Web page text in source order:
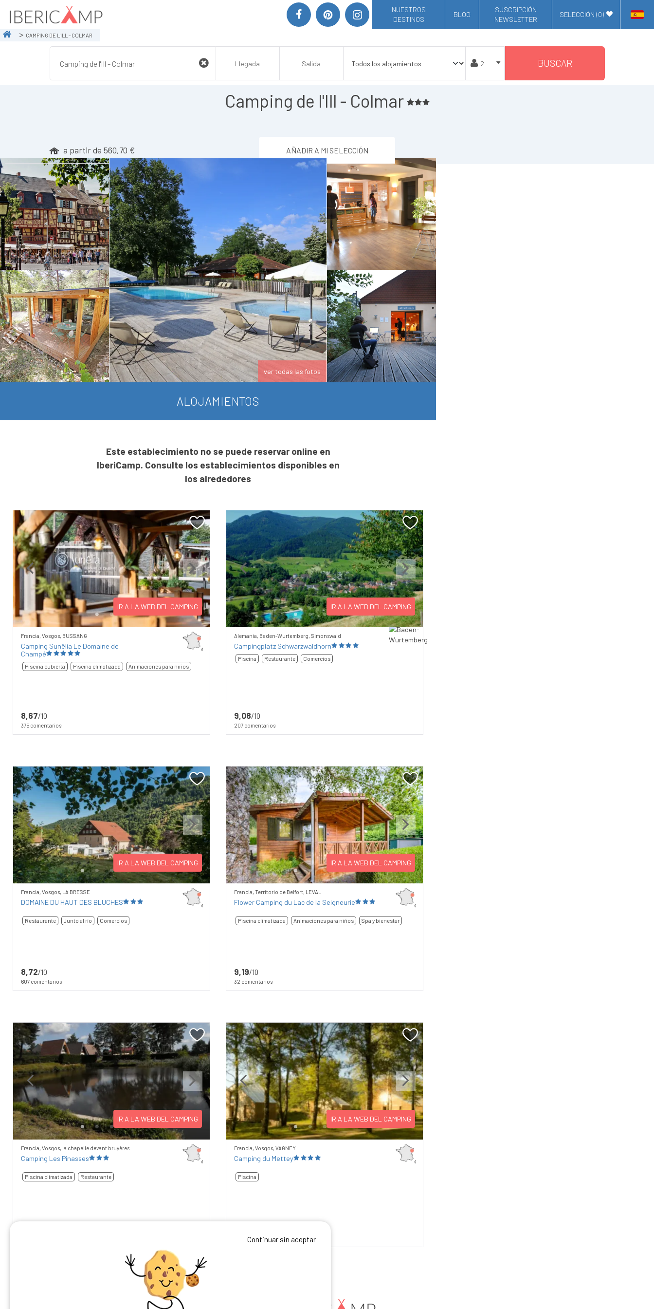
NUESTROS
DESTINOS
BLOG
SUSCRIPCIÓN
NEWSLETTER
SELECCIÓN (0)
CAMPING DE L'ILL - COLMAR
BUSCAR
Camping de l'Ill - Colmar
a partir de 560,70 € AÑADIR A MI SELECCIÓN
ver todas las fotos
ALOJAMIENTOS
Este establecimiento no se puede reservar online en
IberiCamp. Consulte los establecimientos disponibles en
los alrededores
Previous Next
IR A LA WEB DEL CAMPING
Francia, Vosgos, BUSSANG
Camping Sunêlia Le Domaine de
Champé
Piscina cubierta Piscina climatizada Animaciones para niños
8,67/10
375 comentarios
Previous Next
IR A LA WEB DEL CAMPING
Alemania, Baden-Wurtemberg, Simonswald
Campingplatz Schwarzwaldhorn
Piscina Restaurante Comercios
9,08/10
207 comentarios
Previous Next
IR A LA WEB DEL CAMPING
Francia, Vosgos, LA BRESSE
DOMAINE DU HAUT DES BLUCHES
Restaurante Junto al río Comercios
8,72/10
607 comentarios
Previous Next
IR A LA WEB DEL CAMPING
Francia, Territorio de Belfort, LEVAL
Flower Camping du Lac de la Seigneurie
Piscina climatizada Animaciones para niños Spa y bienestar
9,19/10
32 comentarios
Previous Next
IR A LA WEB DEL CAMPING
Francia, Vosgos, la chapelle devant bruyères
Camping Les Pinasses
Piscina climatizada Restaurante
Previous Next
IR A LA WEB DEL CAMPING
Francia, Vosgos, VAGNEY
Camping du Mettey
Piscina
255 comentarios
Continuar sin aceptar